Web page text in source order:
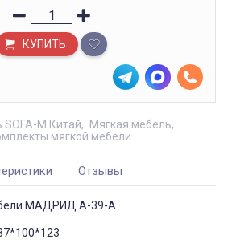
КУПИТЬ
M Китай
Мягкая мебель
мягкой мебели
Отзывы
МАДРИД А-39-А